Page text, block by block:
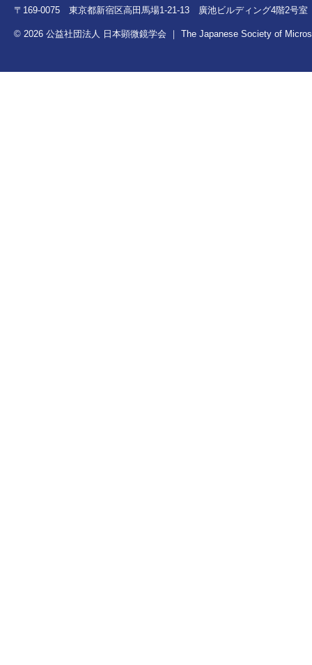
〒169-0075 東京都新宿区高田馬場1-21-13 廣池ビルディング4階2号室
© 2026 公益社団法人 日本顕微鏡学会 ｜ The Japanese Society of